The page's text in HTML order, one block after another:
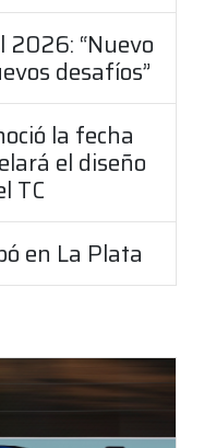
2026: “Nuevo
desafíos”
la fecha
el diseño
TC
en La Plata